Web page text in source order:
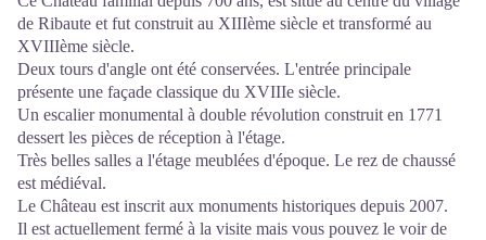
de Ribaute et fut construit au XIIIème siècle et transformé au
XVIIIème siècle.
Deux tours d'angle ont été conservées. L'entrée principale
présente une façade classique du XVIIIe siècle.
Un escalier monumental à double révolution construit en 1771
dessert les pièces de réception à l'étage.
Très belles salles a l'étage meublées d'époque. Le rez de chaussé
est médiéval.
Le Château est inscrit aux monuments historiques depuis 2007.
Il est actuellement fermé à la visite mais vous pouvez le voir de